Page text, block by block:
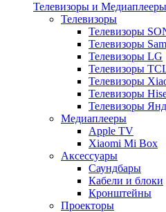
Телевизоры и Медиаплееры
Телевизоры
Телевизоры
Телевизоры
Телевизоры LG
Телевизоры
Телевизоры
Телевизоры
Телевизоры
Медиаплееры
Apple TV
Xiaomi Mi Box
Аксессуары
Саундбары
Кабели и блоки
Кронштейны
Проекторы